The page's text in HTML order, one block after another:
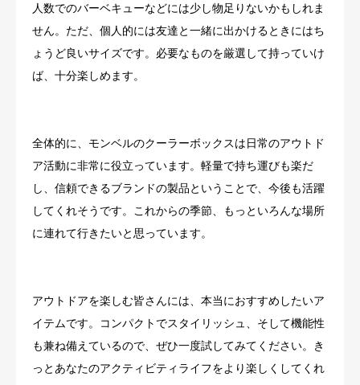
人数でのバーベキューなどには少し物足りないかもしれま
せん。ただ、個人的には友達と一緒に出かけるときにはち
ょうど良いサイズです。必要なものを厳選して持っていけ
ば、十分楽しめます。
全体的に、モンベルのクーラーボックスは日常のアウトド
ア活動に非常に役立っています。軽量で持ち運びも楽だ
し、信頼できるブランドの製品ということで、今後も活躍
してくれそうです。これからの季節、もっといろんな場所
に連れて行きたいと思っています。
アウトドアを楽しむ皆さんには、本当におすすめしたいア
イテムです。コンパクトでスタイリッシュ、そして機能性
も兼ね備えているので、ぜひ一度試してみてください。き
っとあなたのアクティビティライフをより楽しくしてくれ